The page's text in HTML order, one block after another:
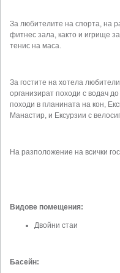
За любителите на спорта, на
фитнес зала, както и игрище
тенис на маса.
За гостите на хотела
организират походи с водач
походи в планината на кон,
Манастир, и Ексурзии с
На разположение на всички
Видове помещения:
Двойни стаи
Басейн: